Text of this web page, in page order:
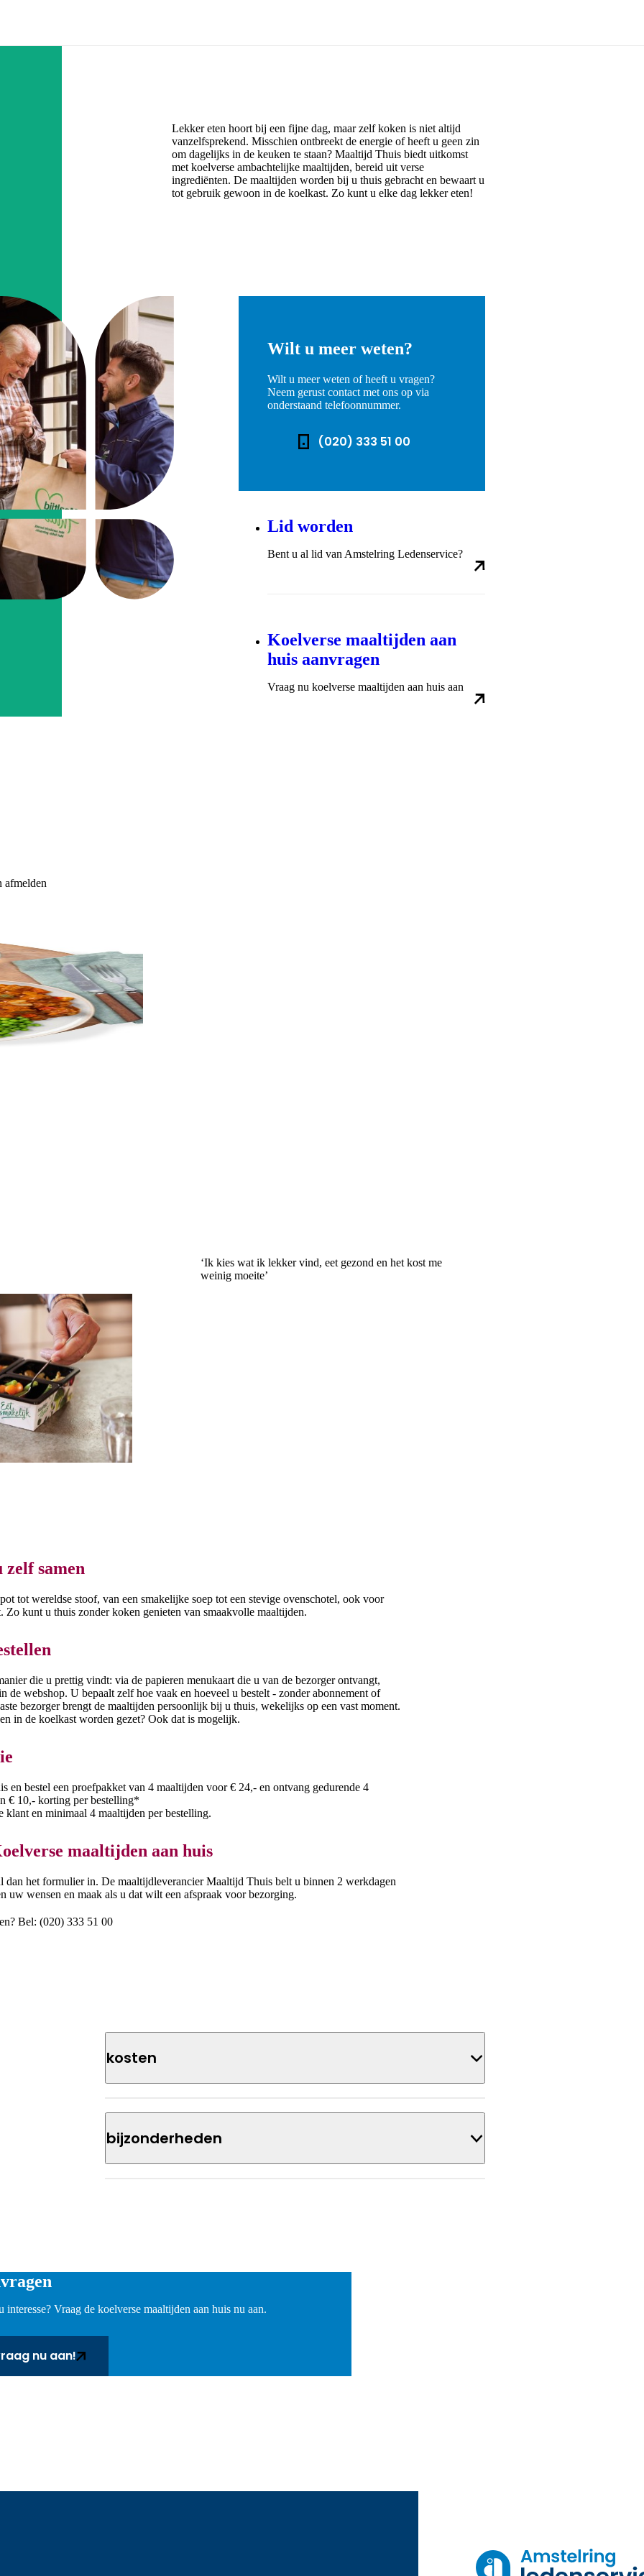
Lekker eten hoort bij een fijne dag, maar zelf koken is niet altijd
vanzelfsprekend. Misschien ontbreekt de energie of heeft u geen zin
om dagelijks in de keuken te staan? Maaltijd Thuis biedt uitkomst
met koelverse ambachtelijke maaltijden, bereid uit verse
ingrediënten. De maaltijden worden bij u thuis gebracht en bewaart u
tot gebruik gewoon in de koelkast. Zo kunt u elke dag lekker eten!
Wilt u meer weten?
Wilt u meer weten of heeft u vragen?
Neem gerust contact met ons op via
onderstaand telefoonnummer.
Telefoonnummer
(020) 333 51 00
Lid worden
Bent u al lid van Amstelring Ledenservice?
Koelverse maaltijden aan
huis aanvragen
Vraag nu koelverse maaltijden aan huis aan
afmelden
‘Ik kies wat ik lekker vind, eet gezond en het kost me
weinig moeite’
zelf samen
tot wereldse stoof, van een smakelijke soep tot een stevige ovenschotel, ook voor
Zo kunt u thuis zonder koken genieten van smaakvolle maaltijden.
die u prettig vindt: via de papieren menukaart die u van de bezorger ontvangt,
de webshop. U bepaalt zelf hoe vaak en hoeveel u bestelt - zonder abonnement of
bezorger brengt de maaltijden persoonlijk bij u thuis, wekelijks op een vast moment.
in de koelkast worden gezet? Ook dat is mogelijk.
en bestel een proefpakket van 4 maaltijden voor € 24,- en ontvang gedurende 4
€ 10,- korting per bestelling*
klant en minimaal 4 maaltijden per bestelling.
maaltijden aan huis
dan het formulier in. De maaltijdleverancier Maaltijd Thuis belt u binnen 2 werkdagen
uw wensen en maak als u dat wilt een afspraak voor bezorging.
Bel: (020) 333 51 00
Kosten
Bijzonderheden
interesse? Vraag de koelverse maaltijden aan huis nu aan.
Vraag nu aan!